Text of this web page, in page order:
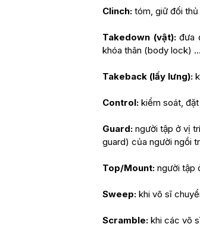
Clinch: tóm, giữ đối
Takedown (vật):đưa
khóa thân (body lock)
Takeback (lấy lưng):
Control: kiểm soát,
Guard: người tập ở vị
guard) của người ngồi
Top/Mount: người tập
Sweep: khi võ sĩ
Scramble: khi các võ